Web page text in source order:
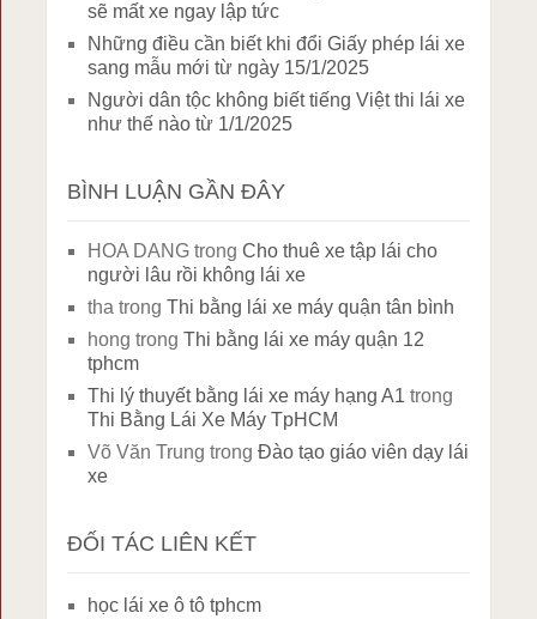
sẽ mất xe ngay lập tức
Những điều cần biết khi đổi Giấy phép lái xe
sang mẫu mới từ ngày 15/1/2025
Người dân tộc không biết tiếng Việt thi lái xe
như thế nào từ 1/1/2025
BÌNH LUẬN GẦN ĐÂY
HOA DANG trongCho thuê xe tập lái cho
người lâu rồi không lái xe
tha trongThi bằng lái xe máy quận tân bình
hong trongThi bằng lái xe máy quận 12
tphcm
Thi lý thuyết bằng lái xe máy hạng A1 trong
Thi Bằng Lái Xe Máy TpHCM
Võ Văn Trung trongĐào tạo giáo viên dạy lái
xe
ĐỐI TÁC LIÊN KẾT
học lái xe ô tô tphcm